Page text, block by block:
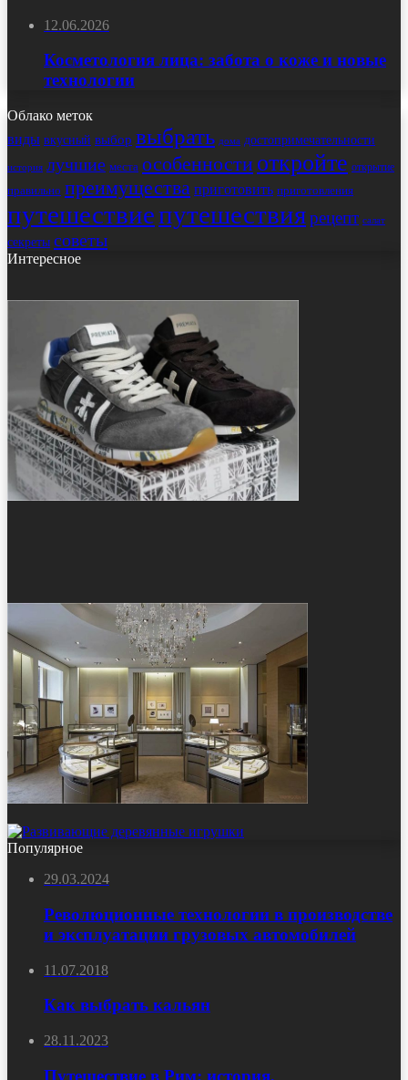
12.06.2026
Косметология лица: забота о коже и новые
технологии
Облако меток
виды вкусный выбор выбрать дома достопримечательности
история лучшие места особенности откройте открытие
правильно преимущества приготовить приготовления
путешествиепутешествиярецепт салат
секреты советы
Интересное
Популярное
29.03.2024
Революционные технологии в производстве
и эксплуатации грузовых автомобилей
11.07.2018
Как выбрать кальян
28.11.2023
Путешествие в Рим: история,